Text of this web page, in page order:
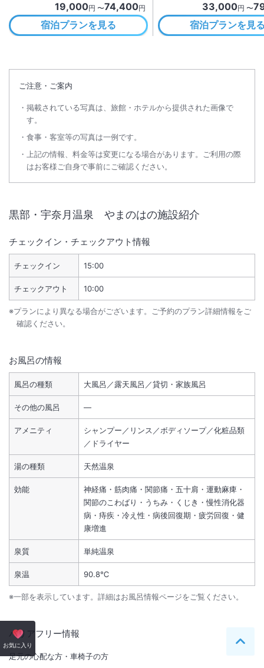
19,000円 〜74,400円
宿泊プランを見る
33,000円 〜
宿泊プランを見
ご注意・ご案内
掲載されている写真は、旅館・ホテルから提供された画像で
す。
食事・客室等の写真は一例です。
上記の情報、料金等は変更になる場合があります。ご利用の際
はお客様ご自身で事前にご確認ください。
黒部・宇奈月温泉 やまのはの施設紹介
チェックイン・チェックアウト情報
チェックイン 15:00
チェックアウト 10:00
※プランにより異なる場合がございます。ご予約のプラン詳細情報をご
確認ください。
お風呂の情報
風呂の種類 大風呂／露天風呂／貸切・家族風呂
その他の風呂 ―
アメニティ
シャンプー／リンス／ボディソープ／化粧品類
／ドライヤー
湯の種類 天然温泉
効能
神経痛・筋肉痛・関節痛・五十肩・運動麻痺・
関節のこわばり・うちみ・くじき・慢性消化器
病・痔疾・冷え性・病後回復期・疲労回復・健
康増進
泉質 単純温泉
泉温 90.8℃
※一部を表示しています。詳細はお風呂情報ページをご覧ください。
バリアフリー情報
足元の心配な方・車椅子の方
お気に入り ペー